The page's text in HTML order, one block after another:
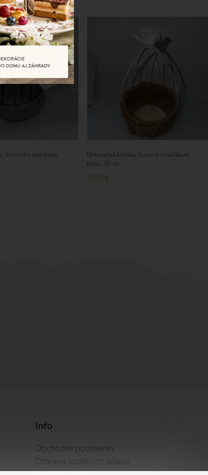
kovová s vtáčikom,
Dekoračná klietka, kovová s vtáčikom,
biela, 30 cm
7,00 €
Info
Obchodné podmienky
Ochrana osobných údajov